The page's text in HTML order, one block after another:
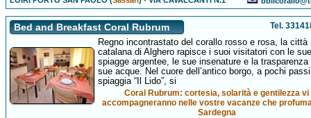
Bed and Breakfast Coral Rubrum Tel.
Regno incontrastato del corallo rosso e rosa, la città
catalana di Alghero rapisce i suoi visitatori con le sue
spiagge argentee, le sue insenature e la trasparenza
sue acque. Nel cuore dell’antico borgo, a pochi
spiaggia “Il Lido”, si
Coral Rubrum: cortesia, solarità e gentilezza vi
accompagneranno nelle vostre vacanze che
Sardegna